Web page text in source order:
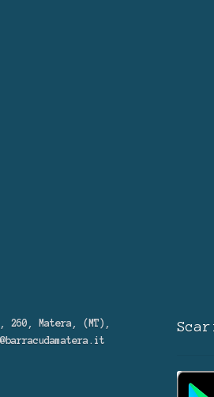
260, Matera, (MT),